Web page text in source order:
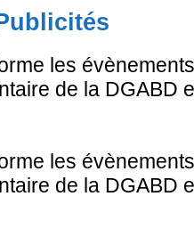
les
de la DGABD
les
de la DGABD